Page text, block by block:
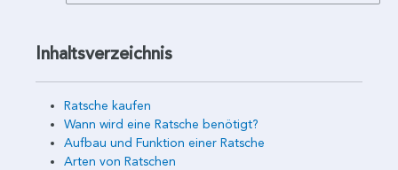
Inhaltsverzeichnis
Ratsche kaufen
Wann wird eine Ratsche benötigt?
Aufbau und Funktion einer Ratsche
Arten von Ratschen